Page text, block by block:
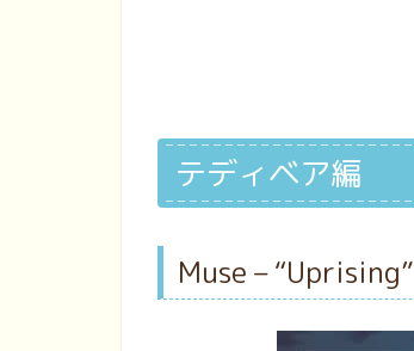
テディベア編
Muse – “Uprising”